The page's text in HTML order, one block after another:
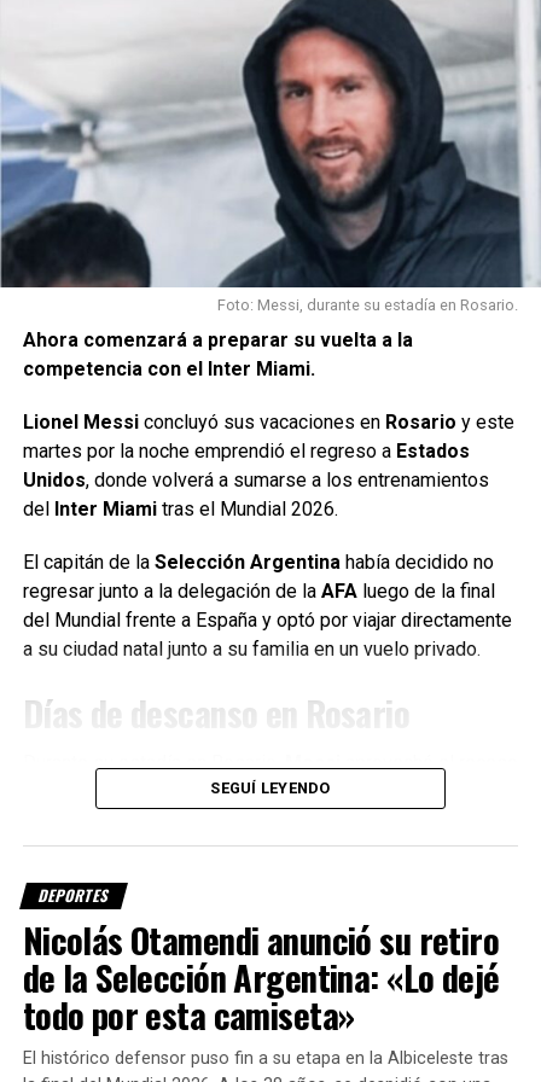
Paolo Goltz se suma como ayudante
de campo
El nuevo cuerpo técnico tendrá además una presencia
conocida para los hinchas sabaleros.
, recientemente retirado como futbolista, se
incorporará como ayudante de campo de Delfino e iniciará
una nueva etapa dentro de la institución.
El exdefensor, uno de los referentes recientes de Colón,
nueva función.
Con esta dupla, la dirigencia busca combinar la experiencia
de Delfino como entrenador con el liderazgo de Goltz para
Fuente: Sin Mordaza
Foto: Messi, durante su estadía en Rosario.
Ahora comenzará a preparar su vuelta a la
competencia con el Inter Miami.
Lionel Messiconcluyó sus vacaciones en Rosario y este
martes por la noche emprendió el regreso a Estados
Unidos, donde volverá a sumarse a los entrenamientos
del
Inter Miamitras el Mundial 2026.
El capitán de la Selección Argentinahabía decidido no
regresar junto a la delegación de la AFAluego de la final
del Mundial frente a España y optó por viajar directamente
a su ciudad natal junto a su familia en un vuelo privado.
Días de descanso en Rosario
Durante su estadía en Rosario,Messiaprovechó el receso
para compartir tiempo con sus seres queridos,
encuentro deLeones FC, el club del que es propietario y
que actualmente conduce su hermano
El astro argentino disfrutó de unos días de descanso
antes de volver a enfocarse en los compromisos
deportivos con el conjunto estadounidense.
Cuándo podría volver a jugar con
SEGUÍ LEYENDO
DEPORTES
Nicolás Otamendi anunció su retiro
de la Selección Argentina: «Lo dejé
todo por esta camiseta»
El histórico defensor puso fin a su etapa en la Albiceleste tras